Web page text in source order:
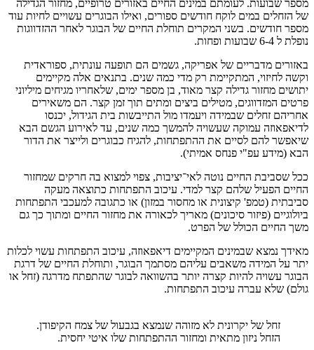
מספר שבועות. לעומתם במינים החיים באזורים טרופיים, מחזור הגדילה
של הזחלים במים לוקח חודשים ספורים, ואילו הבוגרים עשויים לחיות עוד
מספר חודשים. בשני המקרים תוחלת החיים של הבוגר לאחר ההזדווגות
נופלת ל 6-4 שבועות ופחות.
באזורים מדבריים של אפריקה, גשמים הם תופעה עונתית, ספוראדית
וקשה לחיזוי, המתקיימת רק מדי כמה שנים. בתנאים אלה מקיימים
יתושים מחזור גדילה קצר מאוד, בן מספר ימים, שלאחריו מגיחים מיליוני
פרטים המזדווגים, מטילים ביצים ומתים תוך זמן קצר. הם משאירים
אחריהם זחלים שבמידה ויעמדו מול התייבשות בית הגידול, יכנסו
לדיאפאוזה עמוקה שעשויה להמשך כמה שנים, עד לאירוע הגשם הבא
שיאפשר להם לסיים את ההתפתחות, להגיח כבוגרים ולייצר את הדור
הבא (מידע עפ"י פנחס אמיתי).
ככל שסביבת החיים נוטה לאי־יציבות, צפוי למצוא בה חרקים שמחזור
החיים הפעיל שלהם קצר למדי. עיכוב התפתחות כתוצאה מעקה
סביבתית (טמפ' קיצונית או מחסור במזון) או כתגובה למעכבי התפתחות
ביולוגיים (פיזור סיכונים) מאריך לכאורה את מחזור החיים ומתוך כך גם
משך החיים הכולל של הפרט.
מאידך נמצא שבמינים המקיימים דיאפאוזה, עיכוב התפתחות עשוי לכלות
יתר על המידה משאבים עליהם מסתמך הבוגר, ותוחלת החיים של דרגת
הבוגר עשויה להיות קצרה יותר בהשוואה לבוגר שהתפתח מדרגה (זחל או
גולם) שלא עברה עיכוב התפתחות.
זחל של יקרונית לא מזוהה שנמצא בגבעול של צמח הקיפודן.
הזחל ניזון מתאית ומחזור ההתפתחות שלו איטי יחסית.